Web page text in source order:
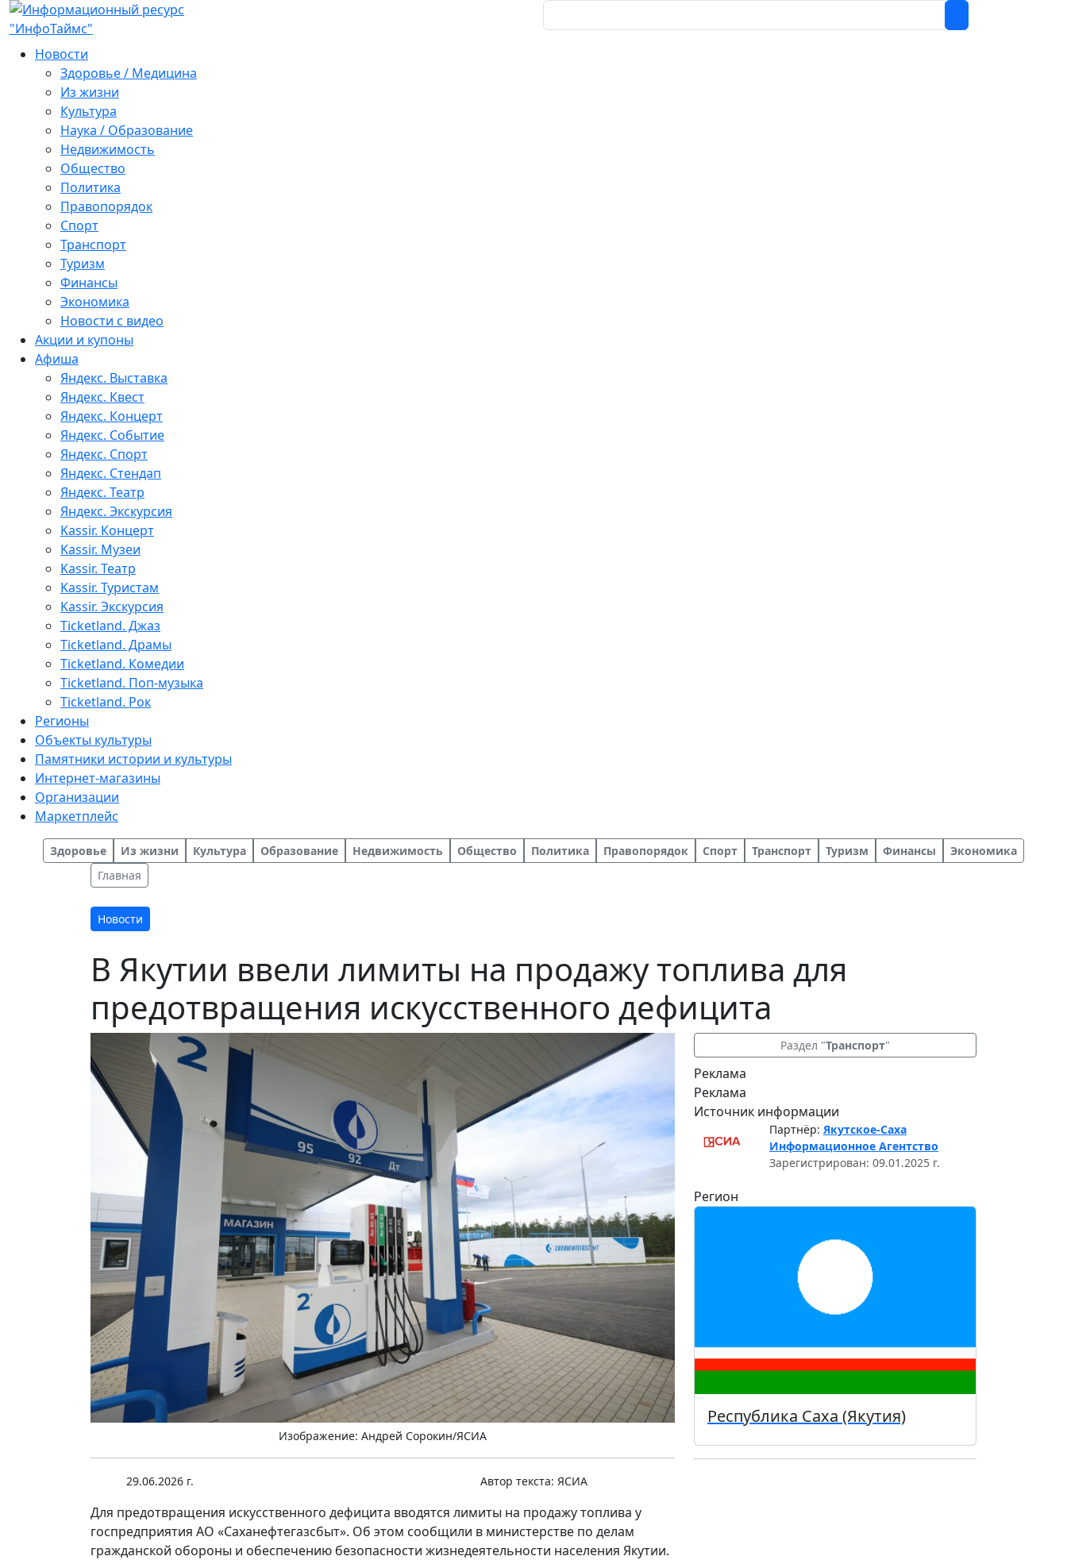
Новости
Здоровье / Медицина
Из жизни
Культура
Наука / Образование
Недвижимость
Общество
Политика
Правопорядок
Спорт
Транспорт
Туризм
Финансы
Экономика
Новости с видео
Акции и купоны
Афиша
Яндекс. Выставка
Яндекс. Квест
Яндекс. Концерт
Яндекс. Событие
Яндекс. Спорт
Яндекс. Стендап
Яндекс. Театр
Яндекс. Экскурсия
Kassir. Концерт
Kassir. Музеи
Kassir. Театр
Kassir. Туристам
Kassir. Экскурсия
Ticketland. Джаз
Ticketland. Драмы
Ticketland. Комедии
Ticketland. Поп-музыка
Ticketland. Рок
Регионы
Объекты культуры
Памятники истории и культуры
Интернет-магазины
Организации
Маркетплейс
Здоровье Из жизни Культура Образование Недвижимость Общество Политика Правопорядок Спорт Транспорт Туризм Финансы
Экономика
Главная
Новости
В Якутии ввели лимиты на продажу топлива для
предотвращения искусственного дефицита
Изображение: Андрей Сорокин/ЯСИА
29.06.2026 г. Автор текста: ЯСИА
Для предотвращения искусственного дефицита вводятся лимиты на продажу топлива у
госпредприятия АО «Саханефтегазсбыт». Об этом сообщили в министерстве по делам
гражданской обороны и обеспечению безопасности жизнедеятельности населения Якутии.
Раздел "Транспорт"
Реклама
Реклама
Источник информации
Партнёр: Якутское-Саха
Информационное Агентство
Зарегистрирован: 09.01.2025 г.
Регион
Республика Саха (Якутия)